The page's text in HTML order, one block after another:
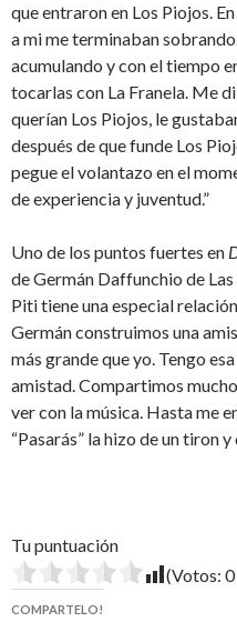
que entraron en Los Piojos.
a mi me terminaban
acumulando y con el tiempo
tocarlas con La Franela. Me
querían Los Piojos, le
después de que funde Los
pegue el volantazo en el
de experiencia y juventud.”
Uno de los puntos fuertes en
de Germán Daffunchio de Las
Piti tiene una especial
Germán construimos una
más grande que yo. Tengo
amistad. Compartimos
ver con la música. Hasta me
“Pasarás” la hizo de un tiron
Tu puntuación
(Votos: 0
COMPARTELO!